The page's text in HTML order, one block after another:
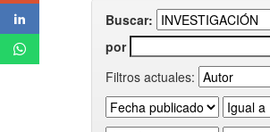
Buscar:
por
Filtros actuales: